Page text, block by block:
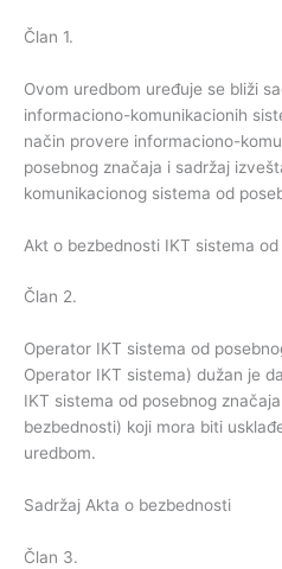
Član 1.
Ovom uredbom uređuje se bliži
informaciono-komunikacionih
način provere informaciono-
posebnog značaja i sadržaj
komunikacionog sistema od
Akt o bezbednosti IKT sistema
Član 2.
Operator IKT sistema od
Operator IKT sistema) dužan je
IKT sistema od posebnog
bezbednosti) koji mora biti
uredbom.
Sadržaj Akta o bezbednosti
Član 3.